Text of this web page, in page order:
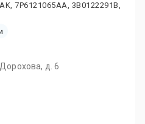
7P6121065AA, 3B0122291B,
д. 6